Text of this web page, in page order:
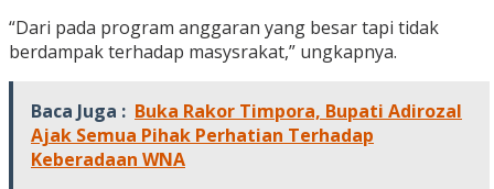
“Dari pada program anggaran yang besar tapi tidak
berdampak terhadap masysrakat,” ungkapnya.
Baca Juga : Buka Rakor Timpora, Bupati Adirozal
Ajak Semua Pihak Perhatian Terhadap
Keberadaan WNA